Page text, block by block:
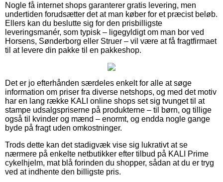
Nogle få internet shops garanterer gratis levering, men
undertiden forudsætter det at man køber for et præcist beløb.
Ellers kan du beslutte sig for den prisbilligste
leveringsmanér, som typisk – ligegyldigt om man bor ved
Horsens, Sønderborg eller Struer – vil være at få fragtfirmaet
til at levere din pakke til en pakkeshop.
Det er jo efterhånden særdeles enkelt for alle at søge
information om priser fra diverse netshops, og med det motiv
har en lang række KALI online shops set sig tvunget til at
stampe udsalgspriserne på produkterne – til børn, og tillige
også til kvinder og mænd – enormt, og endda nogle gange
byde på fragt uden omkostninger.
Trods dette kan det stadigvæk vise sig lukrativt at se
nærmere på enkelte netbutikker efter tilbud på KALI Prime
cykelhjelm, mat blå forinden du shopper, sådan at du er tryg
ved at indhente den billigste pris.